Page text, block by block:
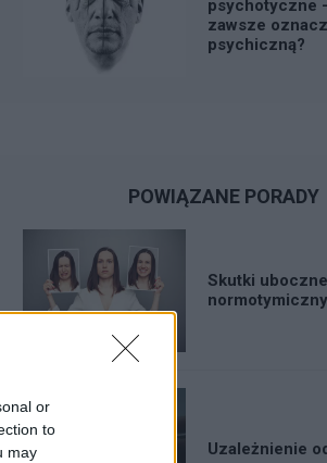
or
to
may
psychotyczne
zawsze
psychiczną?
POWIĄZANE PORADY
Skutki
Uzależnienie